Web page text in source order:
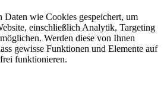
Daten wie Cookies gespeichert, um
einschließlich Analytik, Targeting
Werden diese von Ihnen
gewisse Funktionen und Elemente auf
funktionieren.